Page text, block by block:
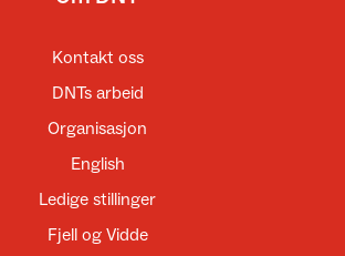
Kontakt oss
DNTs arbeid
Organisasjon
English
Ledige stillinger
Fjell og Vidde